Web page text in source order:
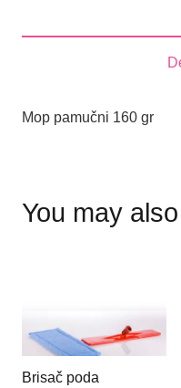
Mop pamučni 160 gr
You may
Brisač poda